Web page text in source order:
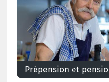
Prépension et